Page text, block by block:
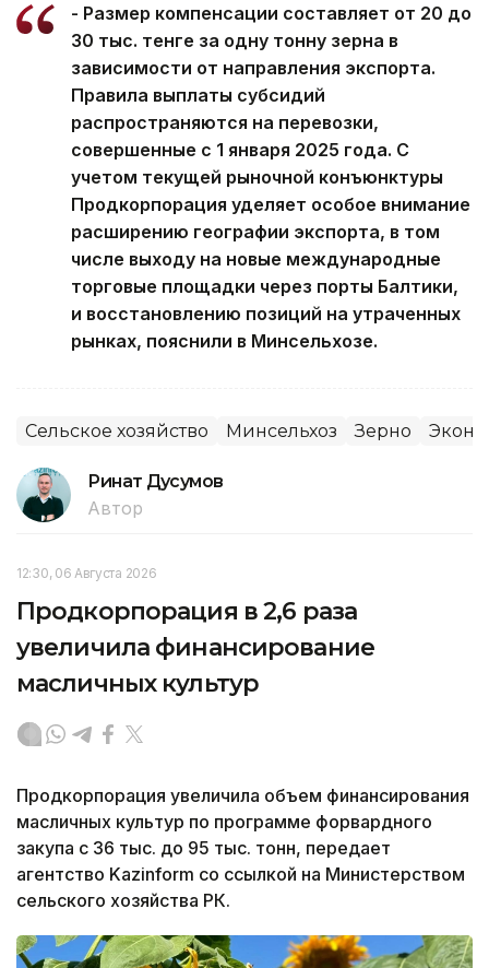
- Размер компенсации составляет от 20 до
30 тыс. тенге за одну тонну зерна в
зависимости от направления экспорта.
Правила выплаты субсидий
распространяются на перевозки,
совершенные с 1 января 2025 года. С
учетом текущей рыночной конъюнктуры
Продкорпорация уделяет особое внимание
расширению географии экспорта, в том
числе выходу на новые международные
торговые площадки через порты Балтики,
и восстановлению позиций на утраченных
рынках, пояснили в Минсельхозе.
Сельское хозяйство Минсельхоз Зерно
Ринат Дусумов
Автор
12:30, 06 Августа 2026
Продкорпорация в 2,6 раза
увеличила финансирование
масличных культур
Продкорпорация увеличила объем финансирования
масличных культур по программе форвардного
закупа с 36 тыс. до 95 тыс. тонн, передает
агентство Kazinform со ссылкой на Министерством
сельского хозяйства РК.